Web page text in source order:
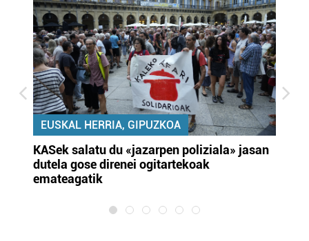
EUSKAL HERRIA, GIPUZKOA
KASek salatu du «jazarpen poliziala» jasan
dutela gose direnei ogitartekoak
emateagatik